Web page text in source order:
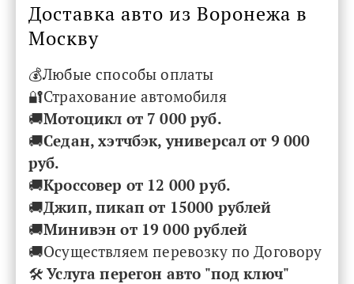
Доставка авто из Воронежа в
Москву
💰Любые способы оплаты
🔐Страхование автомобиля
🚚Мотоцикл от 7 000 руб.
🚚Седан, хэтчбэк, универсал от 9 000
руб.
🚚Кроссовер от 12 000 руб.
🚚Джип, пикап от 15000 рублей
🚚Минивэн от 19 000 рублей
🚚Осуществляем перевозку по Договору
🛠Услуга перегон авто "под ключ"